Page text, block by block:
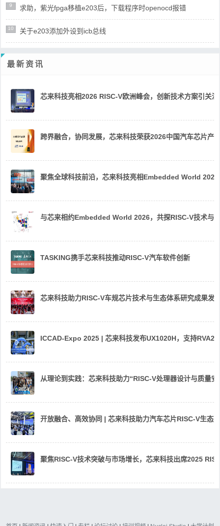
9 求助，紫光fpga移植e203后，下载程序时openocd报错
10 关于e203添加外设到icb总线
最新资讯
芯来科技亮相2026 RISC-V欧洲峰会，创新技术方案引关注
跨界融合，协同发展，芯来科技荣获2026中国汽车芯片产
聚焦全球科技前沿，芯来科技亮相Embedded World 2026
与芯来相约Embedded World 2026，共探RISC-V技术与
TASKING携手芯来科技推动RISC-V汽车软件创新
芯来科技助力RISC-V车规芯片技术与生态体系研究成果发
ICCAD-Expo 2025 | 芯来科技发布UX1020H，支持
从理论到实践：芯来科技助力“RISC-V处理器设计与质量
开放融合、高效协同 | 芯来科技助力汽车芯片RISC-V生态
聚焦RISC-V技术突破与市场增长，芯来科技出席2025